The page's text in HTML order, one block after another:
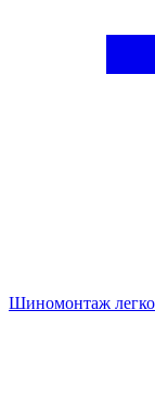
Шиномонтаж